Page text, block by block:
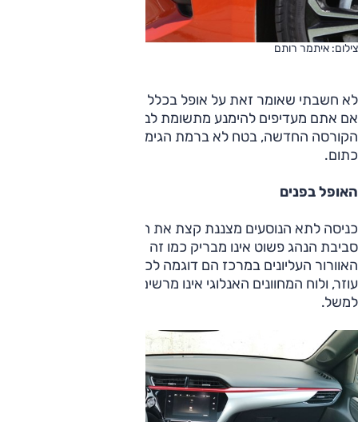
צילום: איתמר רותם
לא חשבתי שאומר זאת על אופל בכלל ועל קורסה בפרט, אבל
אם אתם מעדיפים להימנע מתשומת לב על הכביש, אל תקנו את
הקורסה החדשה, בטח לא ברמת הגימור הזו, בוודאי שלא בצבע
כתום.
האופל בפנים
כניסה לתא הנוסעים מצננת קצת את ההתלהבות. כלומר, עיצוב
סביבת הנהג פשוט אינו מבריק כמו זה של הרכב מבחוץ. פתחי
האוורור העליונים במרכז הם דוגמה לכך, הגוון הכל-שחור אינו
למשל.